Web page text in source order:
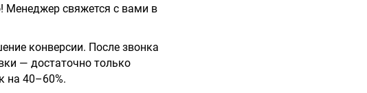
Менеджер свяжется с вами в
конверсии. После звонка
— достаточно только
на 40–60%.